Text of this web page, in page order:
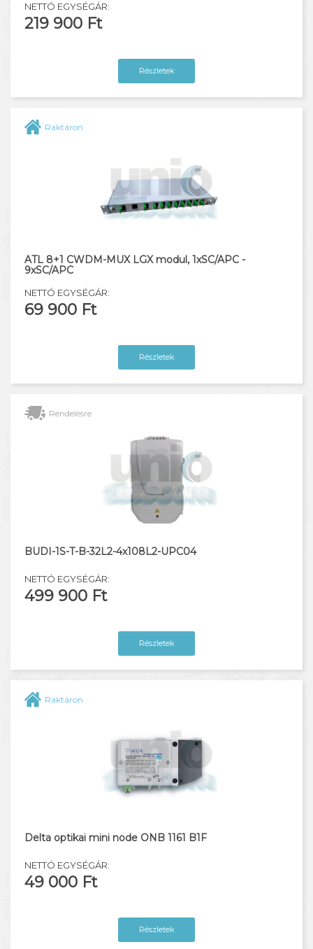
NETTÓ EGYSÉGÁR:
219 900 Ft
Részletek
Raktáron
ATL 8+1 CWDM-MUX LGX modul, 1xSC/APC -
9xSC/APC
NETTÓ EGYSÉGÁR:
69 900 Ft
Részletek
Rendelésre
BUDI-1S-T-B-32L2-4x108L2-UPC04
NETTÓ EGYSÉGÁR:
499 900 Ft
Részletek
Raktáron
Delta optikai mini node ONB 1161 B1F
NETTÓ EGYSÉGÁR:
49 000 Ft
Részletek